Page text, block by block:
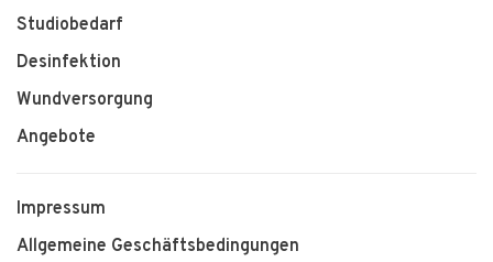
Studiobedarf
Desinfektion
Wundversorgung
Angebote
Impressum
Allgemeine Geschäftsbedingungen